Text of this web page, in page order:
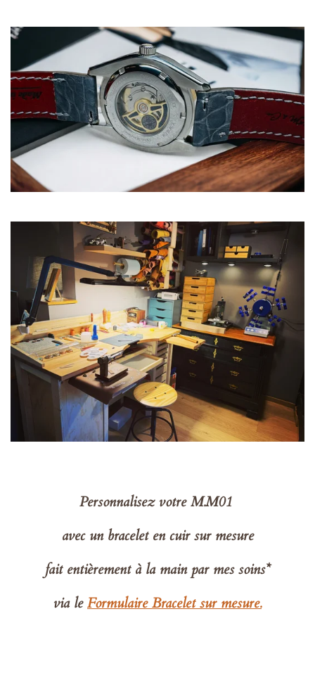
Personnalisez votre M.M01
avec un bracelet en cuir sur mesure
fait entièrement à la main par mes soins*
via leFormulaire Bracelet sur mesure.